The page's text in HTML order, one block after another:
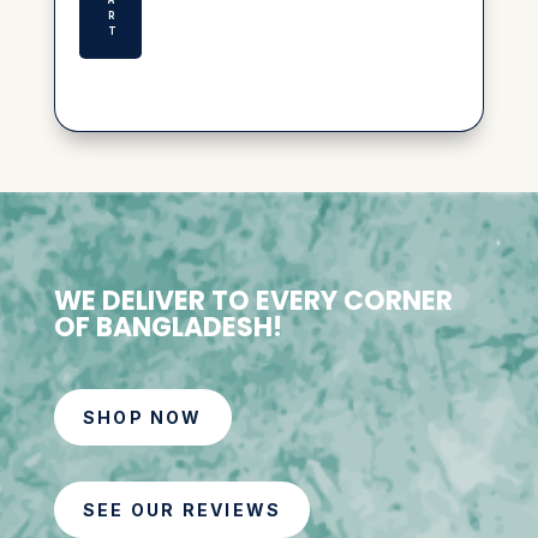
R
T
WE DELIVER TO EVERY CORNER
OF BANGLADESH!
SHOP NOW
SEE OUR REVIEWS